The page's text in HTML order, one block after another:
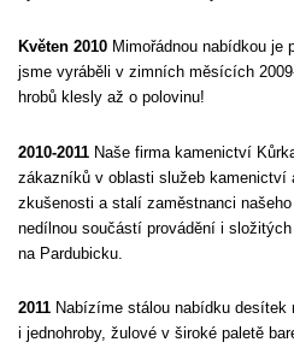
Květen 2010 Mimořádnou nabídkou je
jsme vyráběli v zimních měsících
hrobů klesly až o polovinu!
2010-2011 Naše firma kamenictví
zákazníků v oblasti služeb kamenictví
zkušenosti a stalí zaměstnanci
nedílnou součástí provádění i
na Pardubicku.
2011 Nabízíme stálou nabídku desítek
i jednohroby, žulové v široké paletě